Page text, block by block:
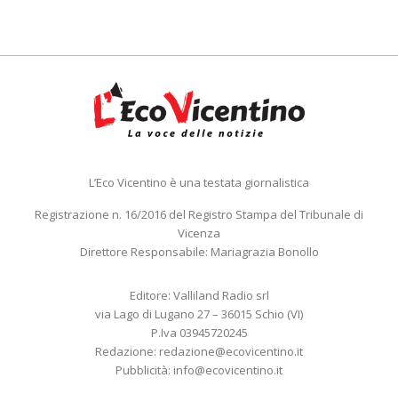
L’Eco Vicentino è una testata giornalistica
Registrazione n. 16/2016 del Registro Stampa del Tribunale di
Vicenza
Direttore Responsabile: Mariagrazia Bonollo
Editore: Valliland Radio srl
via Lago di Lugano 27 – 36015 Schio (VI)
P.Iva 03945720245
Redazione: redazione@ecovicentino.it
Pubblicità: info@ecovicentino.it